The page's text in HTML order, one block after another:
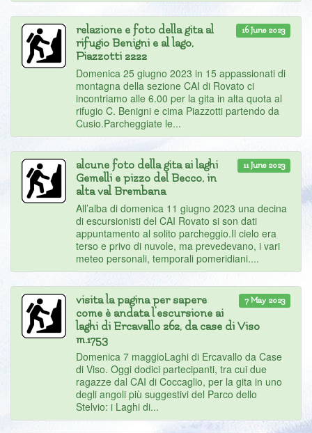
16 June 2023
relazione e foto della gita al
rifugio Benigni e al lago,
Piazzotti 2222
Domenica 25 giugno 2023 in 15 appassionati di
montagna della sezione CAI di Rovato ci
incontriamo alle 6.00 per la gita in alta quota al
rifugio C. Benigni e cima Piazzotti partendo da
Cusio.Parcheggiate le...
11 June 2023
alcune foto della gita ai laghi
Gemelli e pizzo del Becco, in
alta val Brembana
All’alba di domenica 11 giugno 2023 una decina
di escursionisti del CAI Rovato si son dati
appuntamento al solito parcheggio.Il cielo era
terso e privo di nuvole, ma prevedevano, i vari
meteo personali, temporali pomeridiani....
7 May 2023
visita la pagina per sapere
come è andata l'escursione ai
laghi di Ercavallo 262, da case di Viso
m.1753
Domenica 7 maggioLaghi di Ercavallo da Case
di Viso. Oggi dodici partecipanti, tra cui due
ragazze dal CAI di Coccaglio, per la gita in uno
degli angoli più suggestivi del Parco dello
Stelvio: i Laghi di...